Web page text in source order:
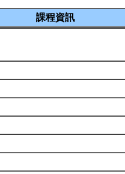
課程資訊